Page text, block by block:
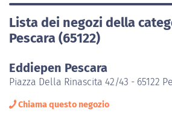
Lista dei negozi della
Pescara (65122)
Eddiepen Pescara
Piazza Della Rinascita 42/43 - 65122
Chiama questo negozio